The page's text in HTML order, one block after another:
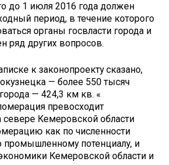
до 1 июля 2016 года должен
период, в течение которого
органы госвласти города и
ряд других вопросов.
к законопроекту сказано,
— более 550 тысяч
— 424,3 км кв. «
превосходит
Кемеровской области
как по численности
промышленному потенциалу, и
Кемеровской области и